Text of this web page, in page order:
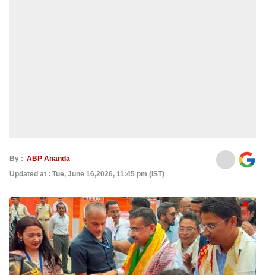
By : ABP Ananda
Updated at : Tue, June 16,2026, 11:45 pm (IST)